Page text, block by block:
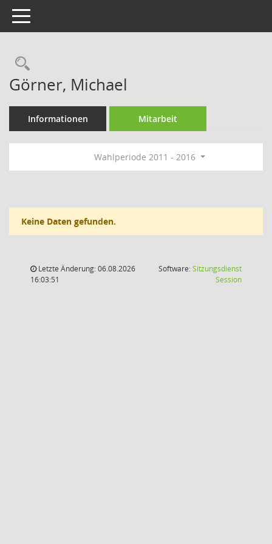
Toggle navigation
Rechercheauswahl
Görner, Michael
Informationen Mitarbeit
Wahlperiode 2011 - 2016
Keine Daten gefunden.
Letzte Änderung: 06.08.2026
16:03:51
Software:Sitzungsdienst
Session(Wird in